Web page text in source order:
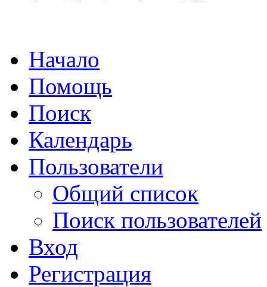
Начало
Помощь
Поиск
Календарь
Пользователи
Общий список
Поиск пользователей
Вход
Регистрация